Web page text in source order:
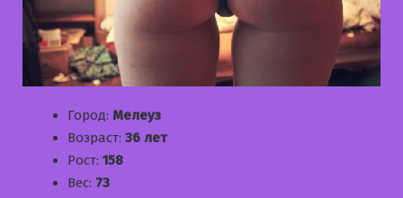
Город: Мелеуз
Возраст: 36 лет
Рост: 158
Вес: 73